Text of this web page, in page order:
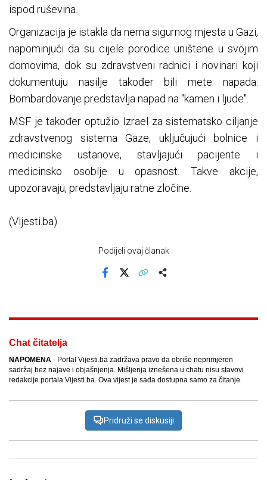
ispod ruševina.
Organizacija je istakla da nema sigurnog mjesta u Gazi,
napominjući da su cijele porodice uništene u svojim
domovima, dok su zdravstveni radnici i novinari koji
dokumentuju nasilje također bili mete napada.
Bombardovanje predstavlja napad na "kamen i ljude".
MSF je također optužio Izrael za sistematsko ciljanje
zdravstvenog sistema Gaze, uključujući bolnice i
medicinske ustanove, stavljajući pacijente i
medicinsko osoblje u opasnost. Takve akcije,
upozoravaju, predstavljaju ratne zločine.
(Vijesti.ba)
Podijeli ovaj članak
Facebook
Chat čitatelja
NAPOMENA - Portal Vijesti.ba zadržava pravo da obriše neprimjeren
sadržaj bez najave i objašnjenja. Mišljenja iznešena u chatu nisu stavovi
redakcije portala Vijesti.ba. Ova vijest je sada dostupna samo za čitanje.
Pridruži se diskusiji